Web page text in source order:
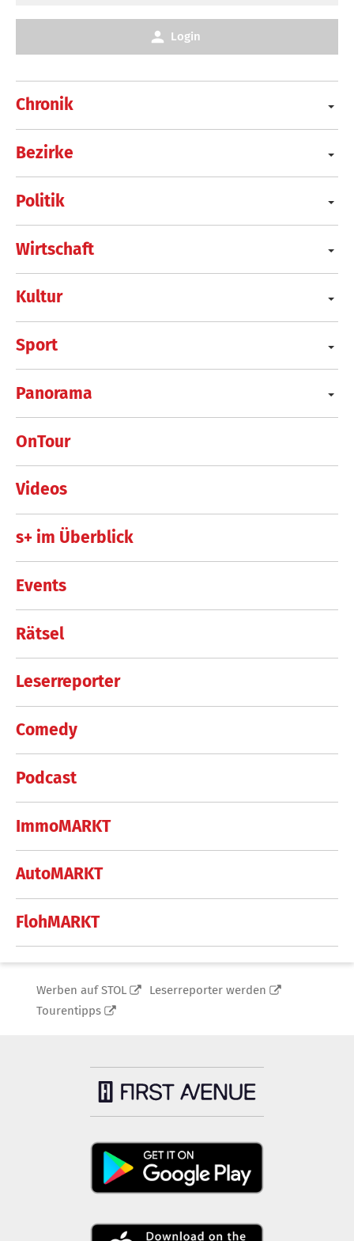
Chronik
Bezirke
Politik
Wirtschaft
Kultur
Sport
Panorama
OnTour
Videos
s+ im Überblick
Events
Rätsel
Leserreporter
Comedy
Podcast
ImmoMARKT
AutoMARKT
FlohMARKT
Login
Werben auf STOL
Leserreporter werden
Tourentipps